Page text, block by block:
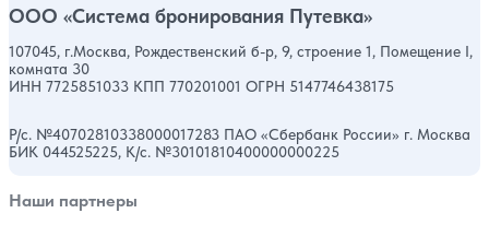
ООО «Система бронирования Путевка»
107045, г.Москва, Рождественский б-р, 9, строение 1, Помещение I,
комната 30
ИНН 7725851033 КПП 770201001 ОГРН 5147746438175
Р/с. №40702810338000017283 ПАО «Сбербанк России» г. Москва
БИК 044525225, К/с. №30101810400000000225
Наши партнеры